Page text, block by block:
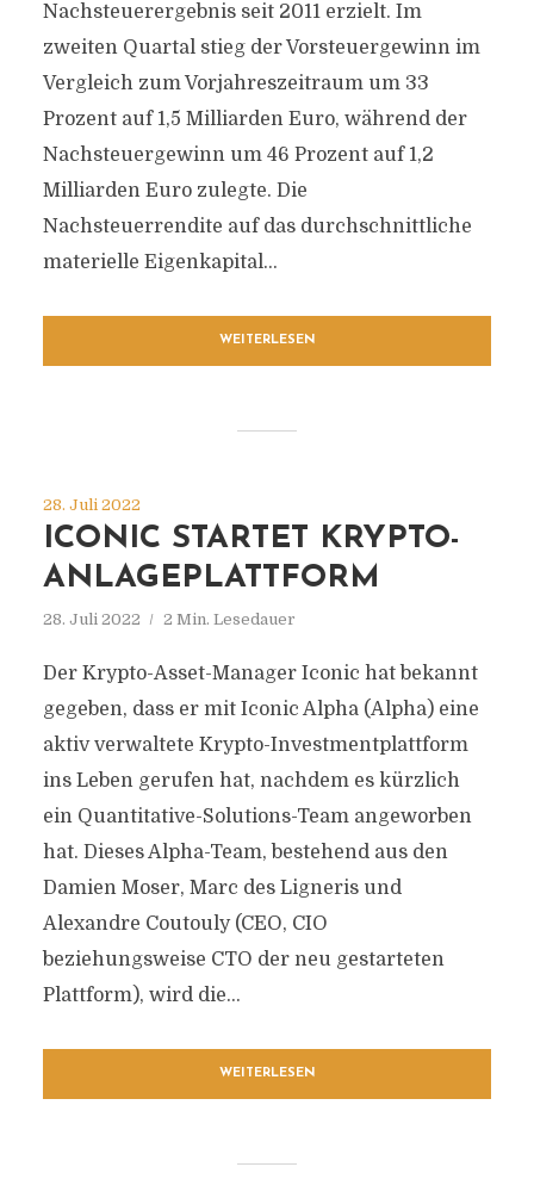
Nachsteuerergebnis seit 2011 erzielt. Im
zweiten Quartal stieg der Vorsteuergewinn im
Vergleich zum Vorjahreszeitraum um 33
Prozent auf 1,5 Milliarden Euro, während der
Nachsteuergewinn um 46 Prozent auf 1,2
Milliarden Euro zulegte. Die
Nachsteuerrendite auf das durchschnittliche
materielle Eigenkapital...
WEITERLESEN
28. Juli 2022
ICONIC STARTET KRYPTO-
ANLAGEPLATTFORM
28. Juli 2022 2 Min. Lesedauer
Der Krypto-Asset-Manager Iconic hat bekannt
gegeben, dass er mit Iconic Alpha (Alpha) eine
aktiv verwaltete Krypto-Investmentplattform
ins Leben gerufen hat, nachdem es kürzlich
ein Quantitative-Solutions-Team angeworben
hat. Dieses Alpha-Team, bestehend aus den
Damien Moser, Marc des Ligneris und
Alexandre Coutouly (CEO, CIO
beziehungsweise CTO der neu gestarteten
Plattform), wird die...
WEITERLESEN